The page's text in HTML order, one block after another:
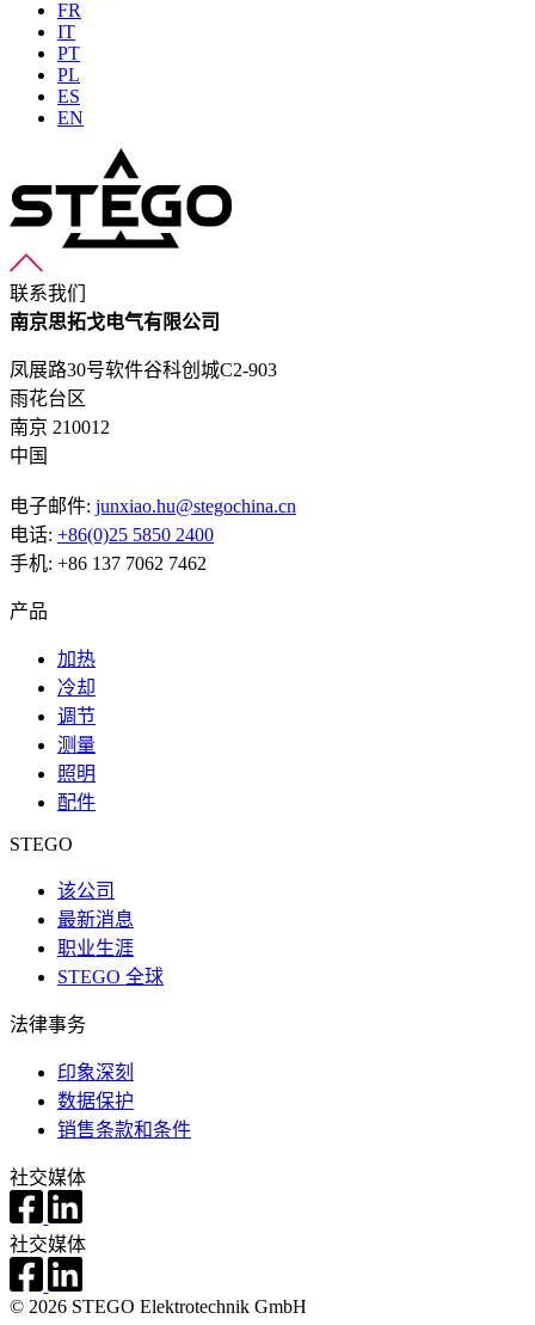
FR
IT
PT
PL
ES
EN
联系我们
南京思拓戈电气有限公司
凤展路30号软件谷科创城C2-903
雨花台区
南京 210012
中国
电子邮件: junxiao.hu@stegochina.cn
电话: +86(0)25 5850 2400
手机: +86 137 7062 7462
产品
加热
冷却
调节
测量
照明
配件
STEGO
该公司
最新消息
职业生涯
STEGO 全球
法律事务
印象深刻
数据保护
销售条款和条件
社交媒体
社交媒体
© 2026 STEGO Elektrotechnik GmbH